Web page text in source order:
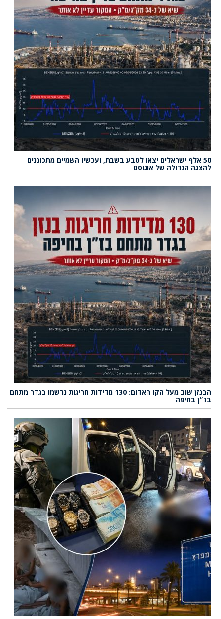
50 אלף ישראלים יצאו לטבע בשבת, ועכשיו השמיים מתכוננים
להצגה הגדולה של אוגוסט
הבנזן שוב מעל הקו האדום: 130 מדידות חריגות נרשמו בגדר מתחם
בז״ן בחיפה